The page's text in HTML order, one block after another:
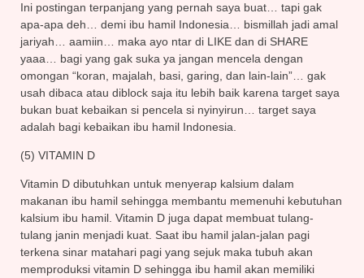
Ini postingan terpanjang yang pernah saya buat… tapi gak
apa-apa deh… demi ibu hamil Indonesia… bismillah jadi amal
jariyah… aamiin… maka ayo ntar di LIKE dan di SHARE
yaaa… bagi yang gak suka ya jangan mencela dengan
omongan “koran, majalah, basi, garing, dan lain-lain”… gak
usah dibaca atau diblock saja itu lebih baik karena target saya
bukan buat kebaikan si pencela si nyinyirun… target saya
adalah bagi kebaikan ibu hamil Indonesia.
(5) VITAMIN D
Vitamin D dibutuhkan untuk menyerap kalsium dalam
makanan ibu hamil sehingga membantu memenuhi kebutuhan
kalsium ibu hamil. Vitamin D juga dapat membuat tulang-
tulang janin menjadi kuat. Saat ibu hamil jalan-jalan pagi
terkena sinar matahari pagi yang sejuk maka tubuh akan
memproduksi vitamin D sehingga ibu hamil akan memiliki